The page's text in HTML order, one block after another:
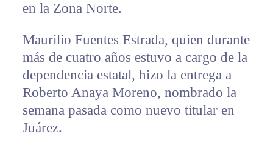
en la Zona Norte.
Maurilio Fuentes Estrada, quien durante
más de cuatro años estuvo a cargo de la
dependencia estatal, hizo la entrega a
Roberto Anaya Moreno, nombrado la
semana pasada como nuevo titular en
Juárez.